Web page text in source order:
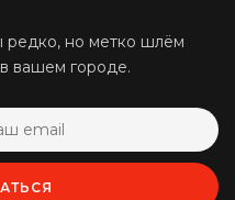
но метко шлём
вашем городе.